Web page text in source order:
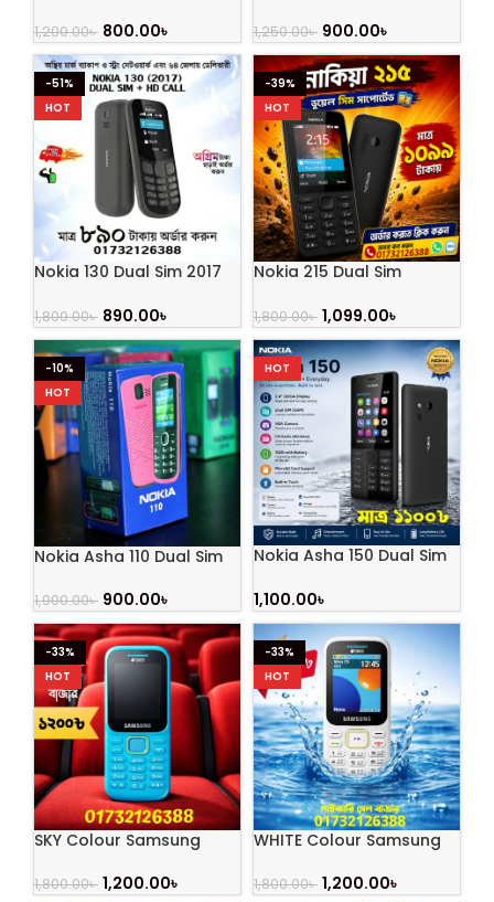
1,200.00৳ 800.00৳ 1,250.00৳ 900.00৳
-51%
HOT
Nokia 130 Dual Sim 2017
1,800.00৳ 890.00৳
-39%
HOT
Nokia 215 Dual Sim
1,800.00৳ 1,099.00৳
-10%
HOT
Nokia Asha 110 Dual Sim
1,000.00৳ 900.00৳
HOT
Nokia Asha 150 Dual Sim
1,100.00৳
-33%
HOT
SKY Colour Samsung
(Refurbished)
1,800.00৳ 1,200.00৳
-33%
HOT
WHITE Colour Samsung
(Refurbished)
1,800.00৳ 1,200.00৳